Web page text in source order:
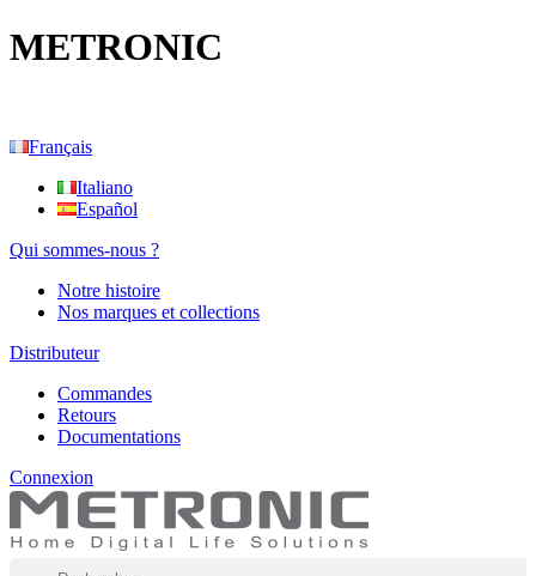
METRONIC
Français
Italiano
Español
Qui sommes-nous ?
Notre histoire
Nos marques et collections
Distributeur
Commandes
Retours
Documentations
Connexion